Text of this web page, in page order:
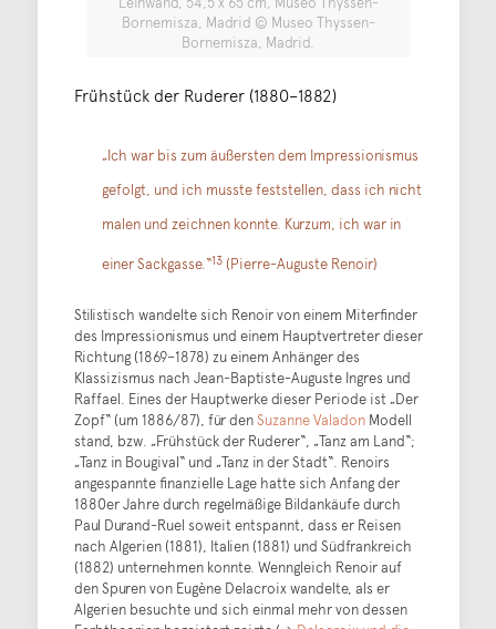
Bornemisza, Madrid © Museo Thyssen-
Bornemisza, Madrid.
Frühstück der Ruderer (1880–1882)
„Ich war bis zum äußersten dem Impressionismus
gefolgt, und ich musste feststellen, dass ich nicht
malen und zeichnen konnte. Kurzum, ich war in
einer Sackgasse.“13(Pierre-Auguste Renoir)
Stilistisch wandelte sich Renoir von einem Miterfinder
des Impressionismus und einem Hauptvertreter dieser
Richtung (1869–1878) zu einem Anhänger des
Klassizismus nach Jean-Baptiste-Auguste Ingres und
Raffael. Eines der Hauptwerke dieser Periode ist „Der
Zopf“ (um 1886/87), für denSuzanne ValadonModell
stand, bzw. „Frühstück der Ruderer“, „Tanz am Land“;
„Tanz in Bougival“ und „Tanz in der Stadt“. Renoirs
angespannte finanzielle Lage hatte sich Anfang der
1880er Jahre durch regelmäßige Bildankäufe durch
Paul Durand-Ruel soweit entspannt, dass er Reisen
nach Algerien (1881), Italien (1881) und Südfrankreich
(1882) unternehmen konnte. Wenngleich Renoir auf
den Spuren von Eugène Delacroix wandelte, als er
Algerien besuchte und sich einmal mehr von dessen